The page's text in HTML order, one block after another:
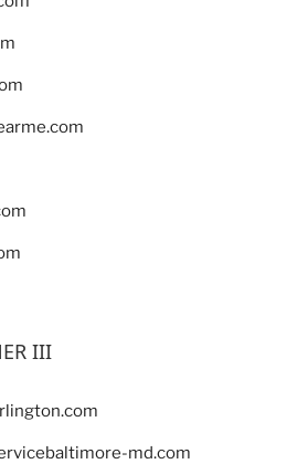
III
md.com